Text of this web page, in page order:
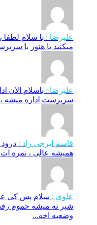
علیرضا : با سلام
میکنید یا هنوز با
علیرضا : باسلام الان
سرپرست اداره میشه
قاسم ایرجی راد :
همیشه عالی ، نمره
علوی : سلام پس کی
شیر نه میشه حموم
وضعیه اخه...